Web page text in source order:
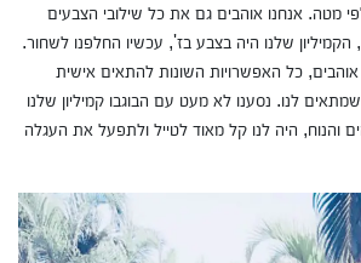
מטה. אנחנו אוהבים גם את כל שילובי הצבעים
הקמיליון שלנו היה בצבע בז', עכשיו החלפנו לשחור.
כל האפשרויות השונות להתאים אישית
לנו. נסענו לא מעט עם הבוגבו קמיליון שלנו
והנוח, היה לנו קל מאוד לטייל ולתפעל את העגלה